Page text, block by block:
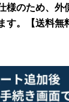
様のため、
。
【送料無